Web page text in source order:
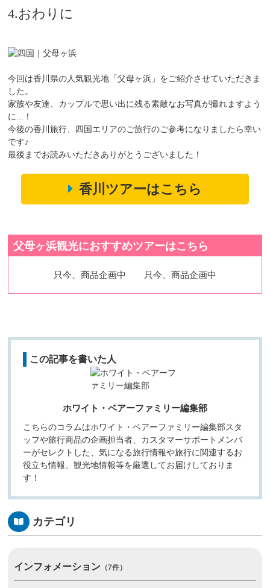
4.おわりに
今回は香川県の人気観光地「父母ヶ浜」をご紹介させていただきま
した。
家族や友達、カップルで思い出に残る素敵なお写真が撮れますよう
に...！
今後の香川旅行、四国エリアのご旅行のご参考になりましたら幸い
です♪
最後までお読みいただきありがとうございました！
香川ツアーはこちら
父母ヶ浜観光におすすめツアーはこちら
只今、商品企画中 只今、商品企画中
この記事を書いた人
ホワイト・ベアーファミリー編集部
こちらのコラムはホワイト・ベアーファミリー編集部スタ
ッフや旅行商品の企画担当者、カスタマーサポートメンバ
ーがセレクトした、気になる旅行情報や旅行に関連するお
役立ち情報、観光地情報等を厳選してお届けしておりま
す！
カテゴリ
インフォメーション （7件）